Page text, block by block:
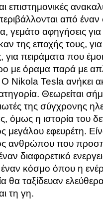
επιστημονικές
από έναν
γεμάτο αφηγήσεις για
της εποχής τους, για
για πειράματα που
με όραμα παρά με
Ο Nikola Tesla ανήκει
Θεωρείται
της σύγχρονης
όμως η ιστορία του
μεγάλου εφευρέτη.
ανθρώπου που
διαφορετικό
κόσμο όπου η
θα ταξίδευαν
τη γη.